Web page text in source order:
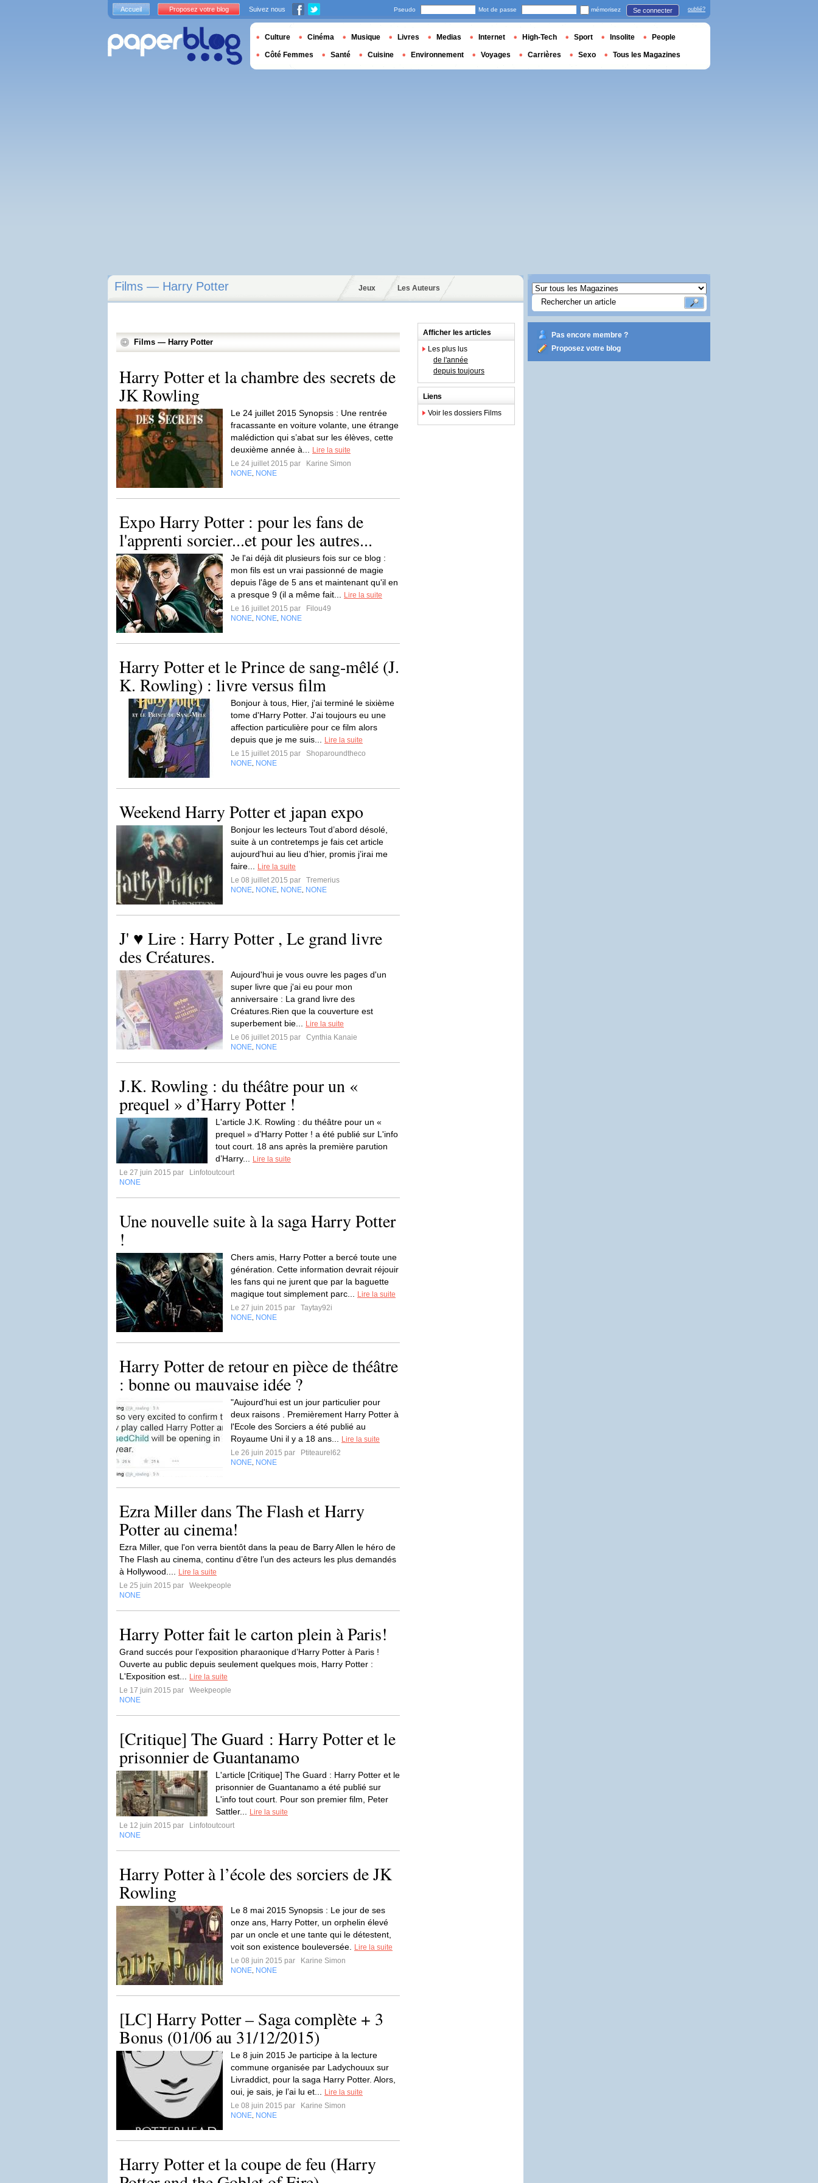
Films — Harry Potter Jeux Les Auteurs
Films — Harry Potter
Harry Potter et la chambre des secrets de
JK Rowling
Le 24 juillet 2015 Synopsis : Une rentrée
fracassante en voiture volante, une étrange
malédiction qui s’abat sur les élèves, cette
deuxième année à...
Lire la suite
Le 24 juillet 2015 par
Karine Simon
NONE NONE
Expo Harry Potter : pour les fans de
l'apprenti sorcier...et pour les autres...
Je l'ai déjà dit plusieurs fois sur ce blog :
mon fils est un vrai passionné de magie
depuis l'âge de 5 ans et maintenant qu'il en
a presque 9 (il a même fait...
Lire la suite
Le 16 juillet 2015 par
Filou49
NONE NONE NONE
Harry Potter et le Prince de sang-mêlé (J.
K. Rowling) : livre versus film
Bonjour à tous, Hier, j'ai terminé le sixième
tome d'Harry Potter. J'ai toujours eu une
affection particulière pour ce film alors
depuis que je me suis...
Lire la suite
Le 15 juillet 2015 par
Shoparoundtheco
NONE NONE
Weekend Harry Potter et japan expo
Bonjour les lecteurs Tout d’abord désolé,
suite à un contretemps je fais cet article
aujourd’hui au lieu d’hier, promis j’irai me
faire...
Lire la suite
Le 08 juillet 2015 par
Tremerius
NONE NONE NONE NONE
J' ♥ Lire : Harry Potter , Le grand livre
des Créatures.
Aujourd'hui je vous ouvre les pages d'un
super livre que j'ai eu pour mon
anniversaire : La grand livre des
Créatures.Rien que la couverture est
superbement bie...
Lire la suite
Le 06 juillet 2015 par
Cynthia Kanaie
NONE NONE
J.K. Rowling : du théâtre pour un «
prequel » d’Harry Potter !
L'article J.K. Rowling : du théâtre pour un «
prequel » d’Harry Potter ! a été publié sur L'info
tout court. 18 ans après la première parution
d’Harry...
Lire la suite
Le 27 juin 2015 par
Linfotoutcourt
NONE
Une nouvelle suite à la saga Harry Potter
!
Chers amis, Harry Potter a bercé toute une
génération. Cette information devrait réjouir
les fans qui ne jurent que par la baguette
magique tout simplement parc...
Lire la suite
Le 27 juin 2015 par
Taytay92i
NONE NONE
Harry Potter de retour en pièce de théâtre
: bonne ou mauvaise idée ?
"Aujourd'hui est un jour particulier pour
deux raisons . Premièrement Harry Potter à
l'Ecole des Sorciers a été publié au
Royaume Uni il y a 18 ans...
Lire la suite
Le 26 juin 2015 par
Ptiteaurel62
NONE NONE
Ezra Miller dans The Flash et Harry
Potter au cinema!
Ezra Miller, que l'on verra bientôt dans la peau de Barry Allen le héro de
The Flash au cinema, continu d’être l’un des acteurs les plus demandés
à Hollywood....
Lire la suite
Le 25 juin 2015 par
Weekpeople
NONE
Harry Potter fait le carton plein à Paris!
Grand succés pour l’exposition pharaonique d’Harry Potter à Paris !
Ouverte au public depuis seulement quelques mois, Harry Potter :
L'Exposition est...
Lire la suite
Le 17 juin 2015 par
Weekpeople
NONE
[Critique] The Guard : Harry Potter et le
prisonnier de Guantanamo
L'article [Critique] The Guard : Harry Potter et le
prisonnier de Guantanamo a été publié sur
L'info tout court. Pour son premier film, Peter
Sattler...
Lire la suite
Le 12 juin 2015 par
Linfotoutcourt
NONE
Harry Potter à l’école des sorciers de JK
Rowling
Le 8 mai 2015 Synopsis : Le jour de ses
onze ans, Harry Potter, un orphelin élevé
par un oncle et une tante qui le détestent,
voit son existence bouleversée.
Lire la suite
Le 08 juin 2015 par
Karine Simon
NONE NONE
[LC] Harry Potter – Saga complète + 3
Bonus (01/06 au 31/12/2015)
Le 8 juin 2015 Je participe à la lecture
commune organisée par Ladychouux sur
Livraddict, pour la saga Harry Potter. Alors,
oui, je sais, je l’ai lu et...
Lire la suite
Le 08 juin 2015 par
Karine Simon
NONE NONE
Harry Potter et la coupe de feu (Harry
Afficher les articles
Les plus lus
de l'année
depuis toujours
Liens
Voir les dossiers Films
Pas encore membre ?
Proposez votre blog
Accueil Proposez votre blog Suivez nous Pseudo Mot de passe mémorisez Se connecter oublié?
Culture Cinéma Musique Livres Medias Internet High-Tech Sport Insolite People
Côté Femmes Santé Cuisine Environnement Voyages Carrières Sexo Tous les Magazines